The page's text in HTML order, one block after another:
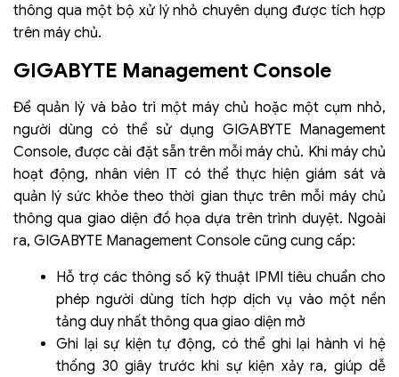
thông qua một bộ xử lý nhỏ chuyên dụng được tích hợp
trên máy chủ.
GIGABYTE Management Console
Để quản lý và bảo trì một máy chủ hoặc một cụm nhỏ,
người dùng có thể sử dụng GIGABYTE Management
Console, được cài đặt sẵn trên mỗi máy chủ. Khi máy chủ
hoạt động, nhân viên IT có thể thực hiện giám sát và
quản lý sức khỏe theo thời gian thực trên mỗi máy chủ
thông qua giao diện đồ họa dựa trên trình duyệt. Ngoài
ra, GIGABYTE Management Console cũng cung cấp:
Hỗ trợ các thông số kỹ thuật IPMI tiêu chuẩn cho
phép người dùng tích hợp dịch vụ vào một nền
tảng duy nhất thông qua giao diện mở
Ghi lại sự kiện tự động, có thể ghi lại hành vi hệ
thống 30 giây trước khi sự kiện xảy ra, giúp dễ